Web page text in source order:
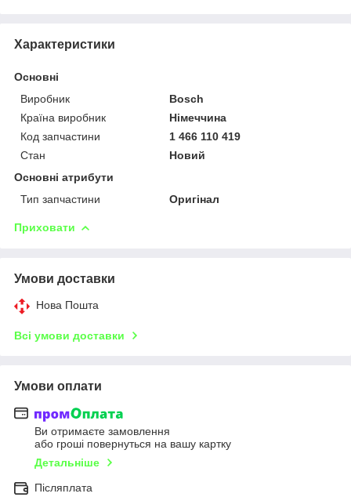
Характеристики
Основні
Виробник
Bosch
Країна виробник
Німеччина
Код запчастини
1 466 110 419
Стан
Новий
Основні атрибути
Тип запчастини
Оригінал
Приховати
Умови доставки
Нова Пошта
Всі умови доставки
Умови оплати
Ви отримаєте замовлення
або гроші повернуться на вашу картку
Детальніше
Післяплата